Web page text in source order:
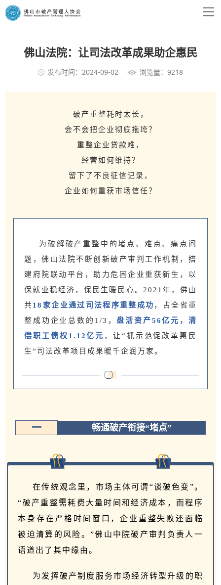
佛山法院：让司法改革成果助企惠民
发布时间：2024-09-02 浏览量：9218
破产重整耗时太长，
会不会把企业彻底拖垮？
重整企业贷款难，
经营如何维持？
留下了不良征信记录，
企业如何重获市场信任？
为破解破产重整中的堵点、难点、痛点问
题，佛山法院不断创新破产审判工作机制，搭
建府院联动平台，助力危困企业重获新生，以
保就业稳经济，保民生暖民心。2021年，佛山
共18家企业通过司法程序重整成功 ，占全省重
整成功企业总数的1/3，盘活资产56亿元，清
偿职工债权1.12亿元 ，让“抓示范促改革惠民
生”司法改革项目成果暖千企润万家。
一 畅通破产衔接“堵点”
在传统观念里，市场主体可谓“谈破色变”。
“破产重整需耗费大量时间和经济成本，而程序
本身存在严格时间窗口，企业重整失败还面临
被迫清算的风险。”佛山中院破产审判负责人一
语道出了其中缘由。
为发挥破产制度服务市场经济转型升级的职